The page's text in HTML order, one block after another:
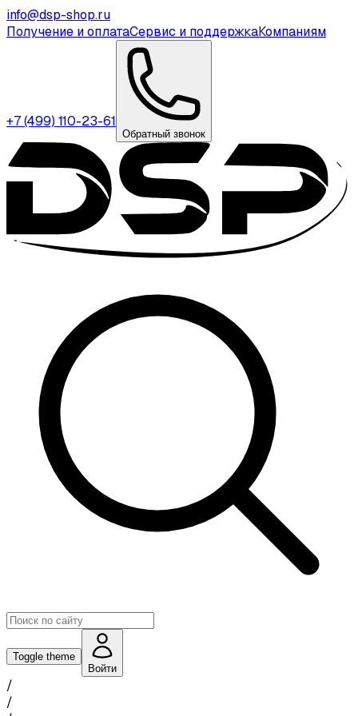
info@dsp-shop.ru
Получение и оплатаСервис и поддержкаКомпаниям
+7 (499) 110-23-61
Обратный звонок
Toggle theme
Войти
/
/